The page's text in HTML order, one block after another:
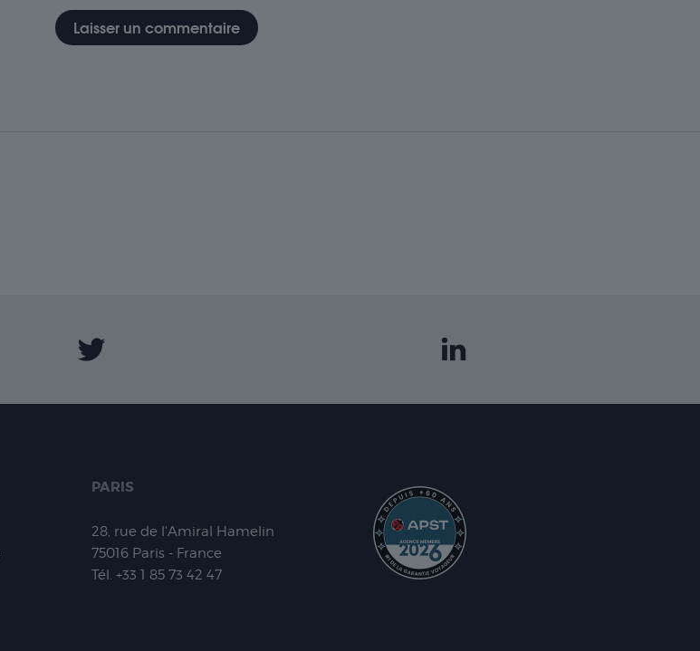
PARIS
28, rue de l'Amiral Hamelin
75016 Paris - France
Tél. +33 1 85 73 42 47